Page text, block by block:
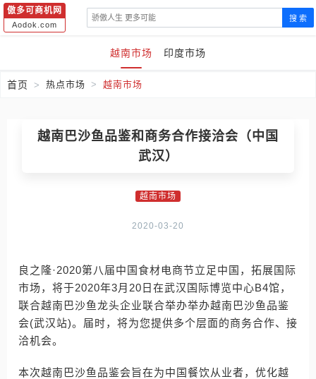
傲多可商机网
Aodok.com
搜 索
越南市场 印度市场
首页 热点市场 越南市场
越南巴沙鱼品鉴和商务合作接洽会（中国
武汉）
越南市场
2020-03-20
良之隆·2020第八届中国食材电商节立足中国，拓展国际
市场，将于2020年3月20日在武汉国际博览中心B4馆，
联合越南巴沙鱼龙头企业联合举办举办越南巴沙鱼品鉴
会(武汉站)。届时，将为您提供多个层面的商务合作、接
洽机会。
本次越南巴沙鱼品鉴会旨在为中国餐饮从业者，优化越